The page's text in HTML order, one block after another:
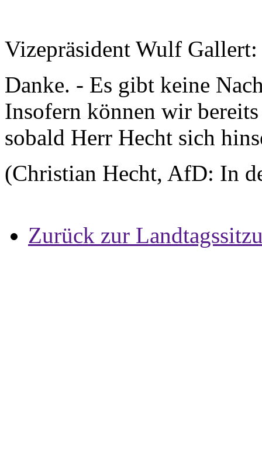
Vizepräsident Wulf
Danke. - Es gibt keine
Insofern können wir
sobald Herr Hecht sich
(Christian Hecht, AfD: In
Zurück zur